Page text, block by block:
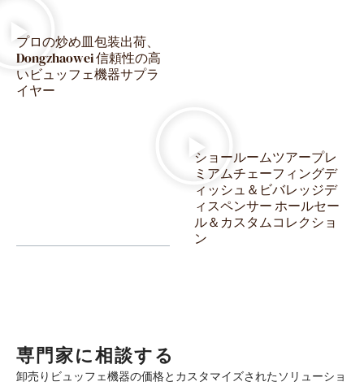
プロの炒め皿包装出荷、
Dongzhaowei 信頼性の高
いビュッフェ機器サプラ
イヤー
ショールームツアープレ
ミアムチェーフィングデ
ィッシュ＆ビバレッジデ
ィスペンサー ホールセー
ル＆カスタムコレクショ
ン
専門家に相談する
卸売りビュッフェ機器の価格とカスタマイズされたソリューショ